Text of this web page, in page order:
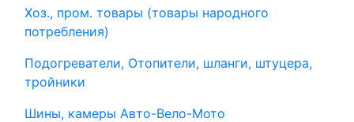
Хоз., пром. товары (товары народного
потребления)
Подогреватели, Отопители, шланги, штуцера,
тройники
Шины, камеры Авто-Вело-Мото